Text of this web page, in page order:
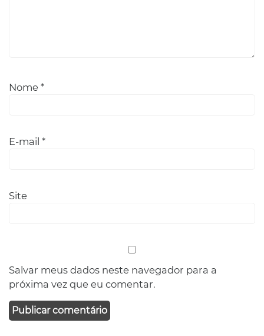
Nome *
E-mail *
Site
Salvar meus dados neste navegador para a
próxima vez que eu comentar.